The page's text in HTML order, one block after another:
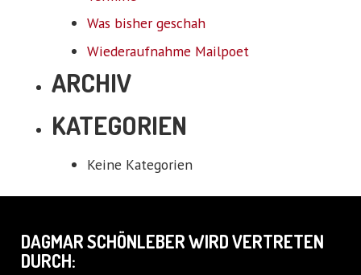
Was bisher geschah
Wiederaufnahme Mailpoet
ARCHIV
KATEGORIEN
Keine Kategorien
DAGMAR SCHÖNLEBER WIRD VERTRETEN
DURCH: